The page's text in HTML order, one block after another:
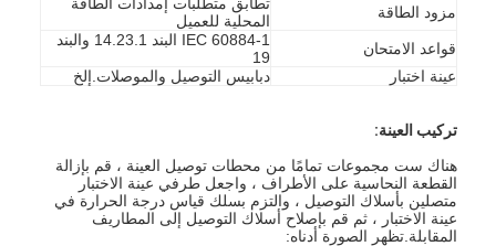
مزود الطاقة
المحلية للعميل
قواعد الامتحان
IEC 60884-1 البند 14.23.1 والبند
19
عينة اختبار
دبابيس التوصيل والموصلات.إلخ
تركيب العينة:
هناك ست مجموعات تمامًا من محطات توصيل العينة ، قم بإزالة
القطعة النحاسية على الأطراف ، واجعل طرفي عينة الاختبار
متصلين بأسلاك التوصيل ، والتزم بسلك قياس درجة الحرارة في
عينة الاختبار ، ثم قم بإصلاح أسلاك التوصيل إلى المطاريف
المقابلة.تظهر الصورة أدناه: